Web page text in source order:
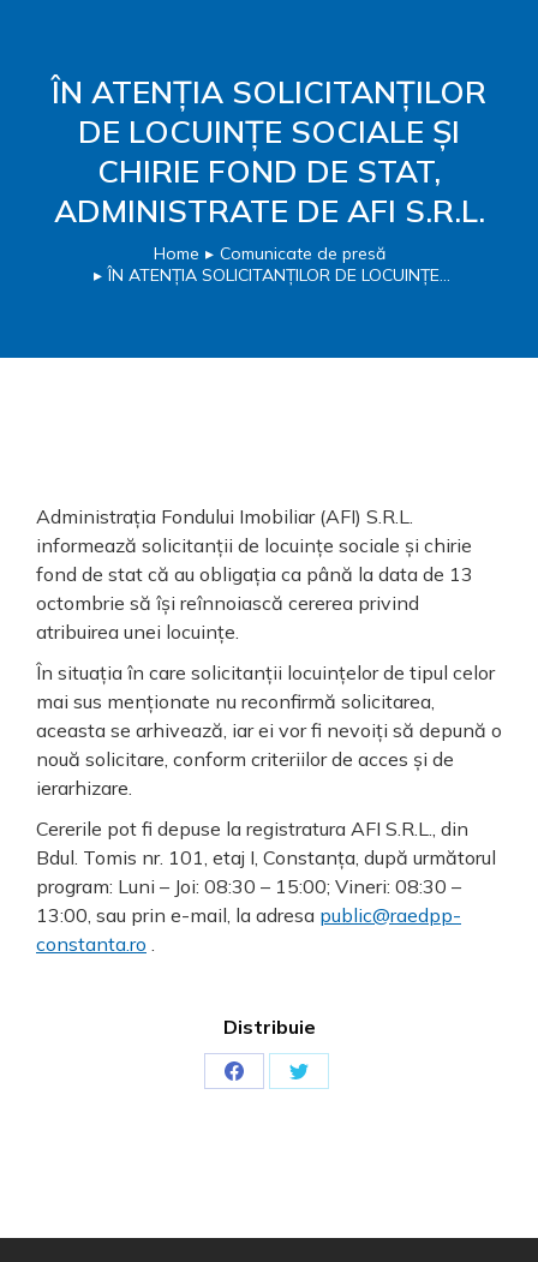
ÎN ATENȚIA SOLICITANȚILOR
DE LOCUINȚE SOCIALE ȘI
CHIRIE FOND DE STAT,
ADMINISTRATE DE AFI S.R.L.
Home
Comunicate de presă
ÎN ATENȚIA SOLICITANȚILOR DE LOCUINȚE…
Administrația Fondului Imobiliar (AFI) S.R.L.
informează solicitanții de locuințe sociale și chirie
fond de stat că au obligația ca până la data de 13
octombrie să își reînnoiască cererea privind
atribuirea unei locuințe.
În situația în care solicitanții locuințelor de tipul celor
mai sus menționate nu reconfirmă solicitarea,
aceasta se arhivează, iar ei vor fi nevoiți să depună o
nouă solicitare, conform criteriilor de acces și de
ierarhizare.
Cererile pot fi depuse la registratura AFI S.R.L., din
Bdul. Tomis nr. 101, etaj I, Constanța, după următorul
program: Luni – Joi: 08:30 – 15:00; Vineri: 08:30 –
13:00, sau prin e-mail, la adresa public@raedpp-
constanta.ro .
Distribuie